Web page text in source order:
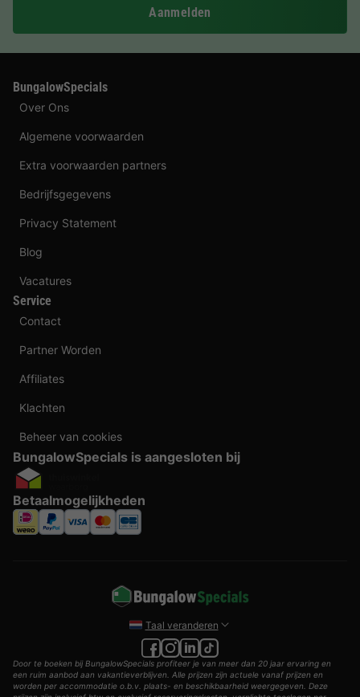
Aanmelden
BungalowSpecials
Over Ons
Algemene voorwaarden
Extra voorwaarden partners
Bedrijfsgegevens
Privacy Statement
Blog
Vacatures
Service
Contact
Partner Worden
Affiliates
Klachten
Beheer van cookies
BungalowSpecials is aangesloten bij
Betaalmogelijkheden
Taal veranderen
Door te boeken bij BungalowSpecials profiteer je van meer dan 20 jaar ervaring en
een ruim aanbod aan vakantieverblijven. Alle prijzen zijn actuele vanaf prijzen en
worden per accommodatie o.b.v. plaats- en beschikbaarheid weergegeven. Deze